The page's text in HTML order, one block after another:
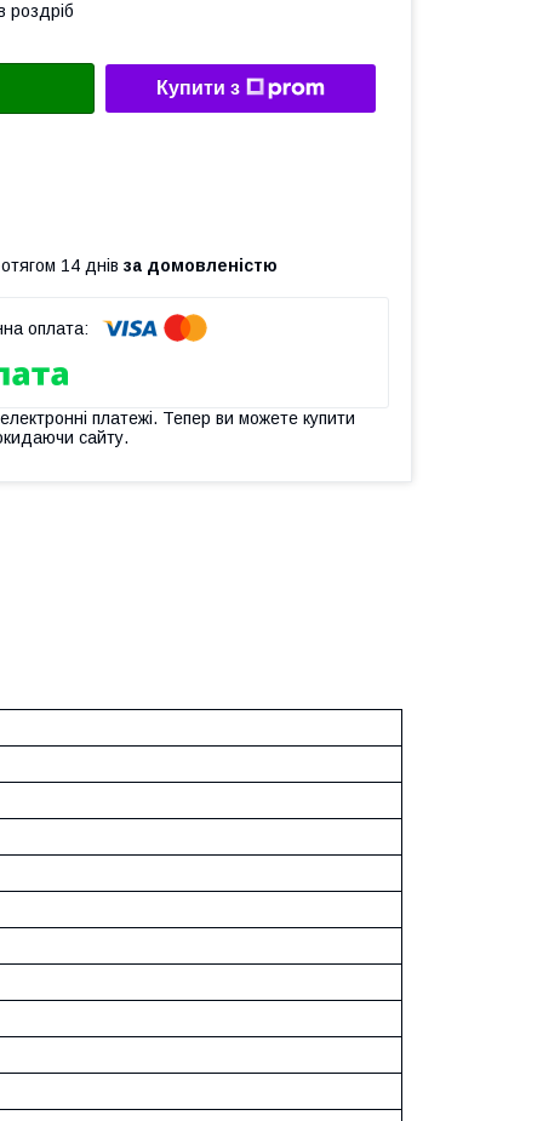
роздріб
Купити з
14 днів за домовленістю
платежі. Тепер ви можете купити
сайту.